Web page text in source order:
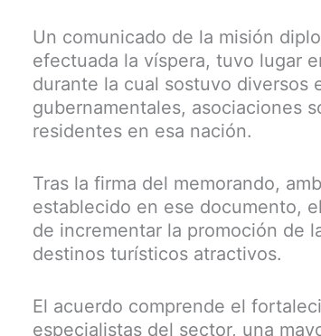
Un comunicado de la misión
efectuada la víspera, tuvo lugar
durante la cual sostuvo diversos
gubernamentales, asociaciones
residentes en esa nación.
Tras la firma del memorando,
establecido en ese documento,
de incrementar la promoción de
destinos turísticos atractivos.
El acuerdo comprende el
especialistas del sector, una